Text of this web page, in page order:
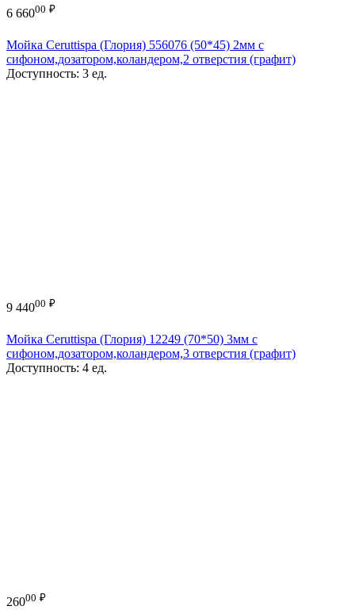
6 66000 ₽
Мойка Ceruttispa (Глория) 556076 (50*45) 2мм с
сифоном,дозатором,коландером,2 отверстия (графит)
Доступность: 3 ед.
9 44000 ₽
Мойка Ceruttispa (Глория) 12249 (70*50) 3мм с
сифоном,дозатором,коландером,3 отверстия (графит)
Доступность: 4 ед.
26000 ₽